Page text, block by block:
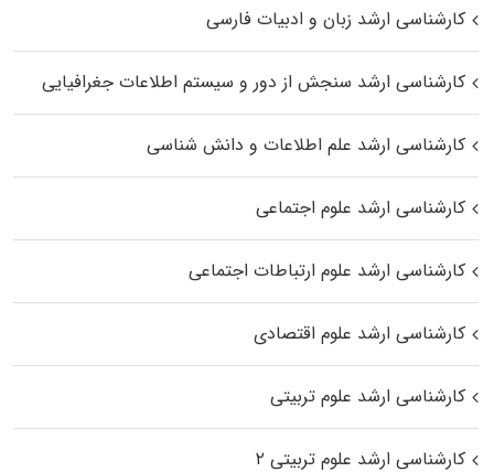
کارشناسی ارشد زبان و ادبیات فارسی
کارشناسی ارشد سنجش از دور و سیستم اطلاعات جغرافیایی
کارشناسی ارشد علم اطلاعات و دانش شناسی
کارشناسی ارشد علوم اجتماعی
کارشناسی ارشد علوم ارتباطات اجتماعی
کارشناسی ارشد علوم اقتصادی
کارشناسی ارشد علوم تربیتی
کارشناسی ارشد علوم تربیتی ۲